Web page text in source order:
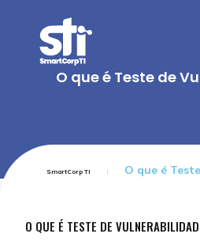
O que é Teste de
SmartCorp TI O que é
O QUE É TESTE DE